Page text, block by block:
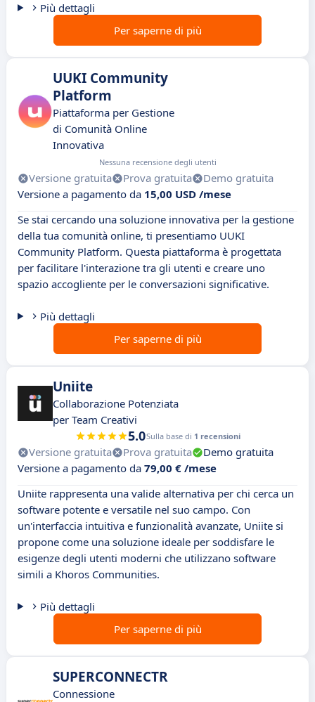
Più dettagli
Per saperne di più
UUKI Community
Platform
Piattaforma per Gestione
di Comunità Online
Innovativa
Nessuna recensione degli utenti
Versione gratuita Prova gratuita
Demo gratuita
Versione a pagamento da 15,00 USD /mese
Se stai cercando una soluzione innovativa per la gestione
della tua comunità online, ti presentiamo UUKI
Community Platform. Questa piattaforma è progettata
per facilitare l'interazione tra gli utenti e creare uno
spazio accogliente per le conversazioni significative.
Più dettagli
Per saperne di più
Uniite
Collaborazione Potenziata
per Team Creativi
5.0Sulla base di 1 recensioni
Versione gratuita Prova gratuita
Demo gratuita
Versione a pagamento da 79,00 € /mese
Uniite rappresenta una valide alternativa per chi cerca un
software potente e versatile nel suo campo. Con
un'interfaccia intuitiva e funzionalità avanzate, Uniite si
propone come una soluzione ideale per soddisfare le
esigenze degli utenti moderni che utilizzano software
simili a Khoros Communities.
Più dettagli
Per saperne di più
SUPERCONNECTR
Connessione